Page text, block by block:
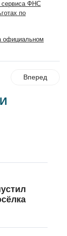
сервиса ФНС
по
официальном
Вперед